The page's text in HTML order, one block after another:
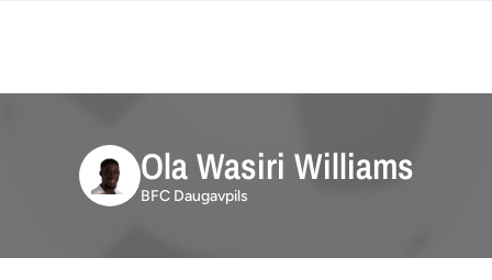
Ola Wasiri Williams
BFC Daugavpils